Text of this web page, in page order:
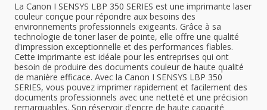
La Canon I SENSYS LBP 350 SERIES est une imprimante laser
couleur conçue pour répondre aux besoins des
environnements professionnels exigeants. Grâce à sa
technologie de toner laser de pointe, elle offre une qualité
d'impression exceptionnelle et des performances fiables.
Cette imprimante est idéale pour les entreprises qui ont
besoin de produire des documents couleur de haute qualité
de manière efficace. Avec la Canon I SENSYS LBP 350
SERIES, vous pouvez imprimer rapidement et facilement des
documents professionnels avec une netteté et une précision
remarquables. Son réservoir d'encre de haute capacité